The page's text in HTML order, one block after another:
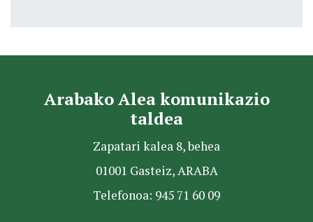
Arabako Alea komunikazio
taldea
Zapatari kalea 8, behea
01001 Gasteiz, ARABA
Telefonoa: 945 71 60 09